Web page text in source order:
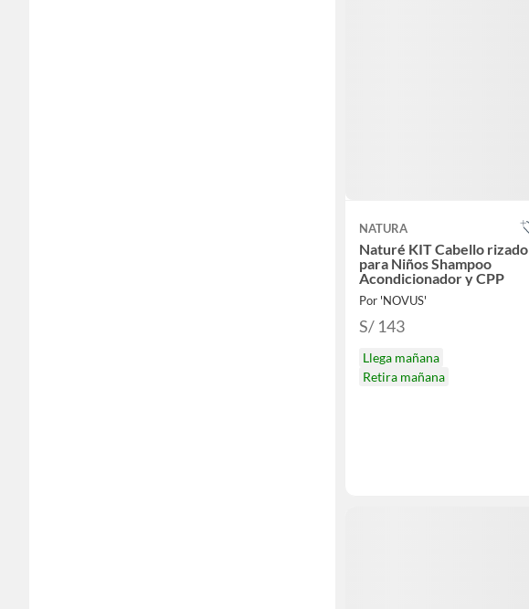
NATURA
Naturé KIT Cabello rizado
para Niños Shampoo
Acondicionador y CPP
Por 'NOVUS'
S/ 143
Llega mañana
Retira mañana